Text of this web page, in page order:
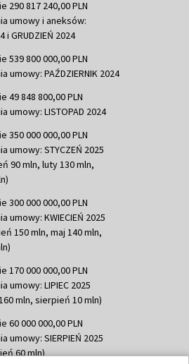
290 817 240,00 PLN
umowy i aneksów:
i GRUDZIEŃ 2024
539 800 000,00 PLN
umowy: PAŹDZIERNIK 2024
49 848 800,00 PLN
umowy: LISTOPAD 2024
350 000 000,00 PLN
umowy: STYCZEŃ 2025
90 mln, luty 130 mln,
300 000 000,00 PLN
umowy: KWIECIEŃ 2025
150 mln, maj 140 mln,
170 000 000,00 PLN
umowy: LIPIEC 2025
mln, sierpień 10 mln)
60 000 000,00 PLN
umowy: SIERPIEŃ 2025
60 mln)